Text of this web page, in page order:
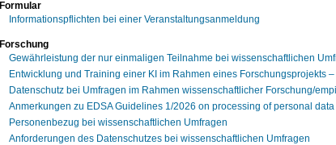
Formular
Informationspflichten bei einer Veranstaltungsanmeldung
Forschung
Gewährleistung der nur einmaligen Teilnahme bei wissenschaftlichen
Entwicklung und Training einer KI im Rahmen eines Forschungsprojekts
Datenschutz bei Umfragen im Rahmen wissenschaftlicher Forschung/
Anmerkungen zu EDSA Guidelines 1/2026 on processing of personal
Personenbezug bei wissenschaftlichen Umfragen
Anforderungen des Datenschutzes bei wissenschaftlichen Umfragen